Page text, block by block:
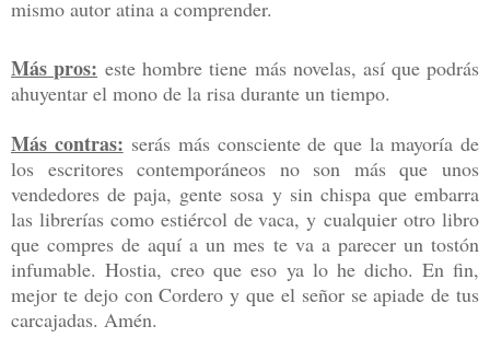
mismo autor atina a comprender.
Más pros: este hombre tiene más novelas, así que podrás
ahuyentar el mono de la risa durante un tiempo.
Más contras: serás más consciente de que la mayoría de
los escritores contemporáneos no son más que unos
vendedores de paja, gente sosa y sin chispa que embarra
las librerías como estiércol de vaca, ycualquier otro libro
que compres de aquí a un mes te va a parecer un tostón
infumable. Hostia, creo que eso ya lo he dicho. En fin,
mejor te dejo con Cordero y que el señor se apiade de tus
carcajadas. Amén.